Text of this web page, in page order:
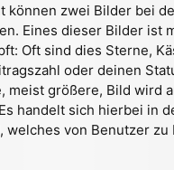
können zwei Bilder bei
Eines dieser Bilder ist
Oft sind dies Sterne,
oder deinen
meist größere, Bild wird
handelt sich hierbei in
welches von Benutzer zu